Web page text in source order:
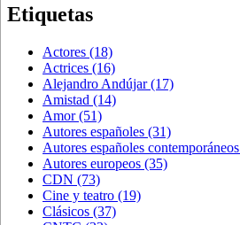
Etiquetas
Actores (18)
Actrices (16)
Alejandro Andújar(17)
Amistad (14)
Amor(51)
Autores españoles (31)
Autores españoles contemporáneos
Autores europeos (35)
CDN (73)
Cine y teatro (19)
Clásicos (37)